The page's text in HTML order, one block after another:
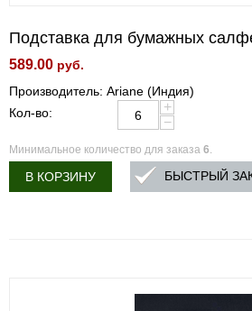
Подставка для бумажных
589.00 руб.
Производитель: Ariane (Индия)
Кол-во:
+
−
Минимальное количество для заказа 6.
В КОРЗИНУ БЫСТРЫЙ